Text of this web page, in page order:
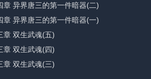
章 异界唐三的第一件暗器(二)
章 异界唐三的第一件暗器(一)
章 双生武魂(五)
章 双生武魂(四)
章 双生武魂(三)